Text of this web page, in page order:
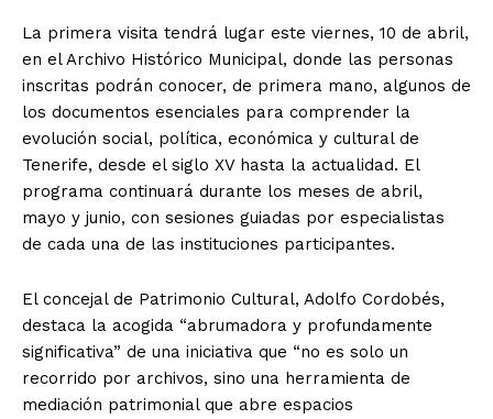
La primera visita tendrá lugar este viernes, 10 de abril,
en el Archivo Histórico Municipal, donde las personas
inscritas podrán conocer, de primera mano, algunos de
los documentos esenciales para comprender la
evolución social, política, económica y cultural de
Tenerife, desde el siglo XV hasta la actualidad. El
programa continuará durante los meses de abril,
mayo y junio, con sesiones guiadas por especialistas
de cada una de las instituciones participantes.
El concejal de Patrimonio Cultural, Adolfo Cordobés,
destaca la acogida “abrumadora y profundamente
significativa” de una iniciativa que “no es solo un
recorrido por archivos, sino una herramienta de
mediación patrimonial que abre espacios